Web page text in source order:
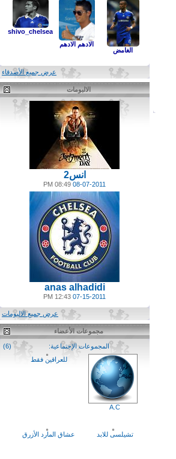
الغامض
الادهم الادهم
shivo_chelsea
عرض جميع الأصدقاء
الالبومات
انس2
08-07-2011
08:49 PM
anas alhadidi
07-15-2011
12:43 PM
عرض جميع الالبومات
مجموعات الأعضاء
(6) المجموعات الإجتماعية:
A.C
للعراقين فقط
تشيلسى للابد عشاق المارد الأزرق